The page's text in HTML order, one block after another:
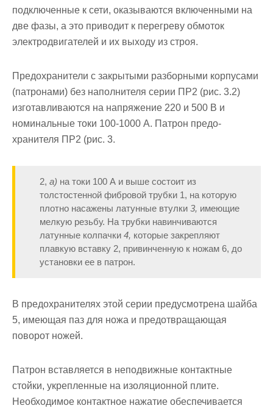
подключенные к сети, оказываются включенными на
две фазы, а это приводит к пе­регреву обмоток
электродвигателей и их выходу из строя.
Предохранители с закрытыми разборными корпусами
(патрона­ми) без наполнителя серии ПР2 (рис. 3.2)
изготавливаются на напря­жение 220 и 500 В и
номинальные токи 100-1000 А. Патрон предо­
хранителя ПР2 (рис. 3.
2, а) на токи 100 А и выше состоит из
толстостенной фибровой трубки 1, на которую
плотно насажены ла­тунные втулки 3, имеющие
мелкую резьбу. На трубки навинчиваются
латунные колпачки 4, которые закрепляют
плавкую вставку 2, при­винченную к ножам 6, до
установки ее в патрон.
В предохранителях этой серии предусмотрена шайба
5, имеющая паз для ножа и предот­вращающая
поворот ножей.
Патрон вставляется в неподвижные контактные
стойки, укреп­ленные на изоляционной плите.
Необходимое контактное нажатие обеспечивается